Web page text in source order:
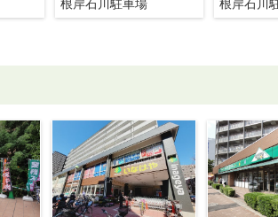
根岸石川駐車場 根岸石川